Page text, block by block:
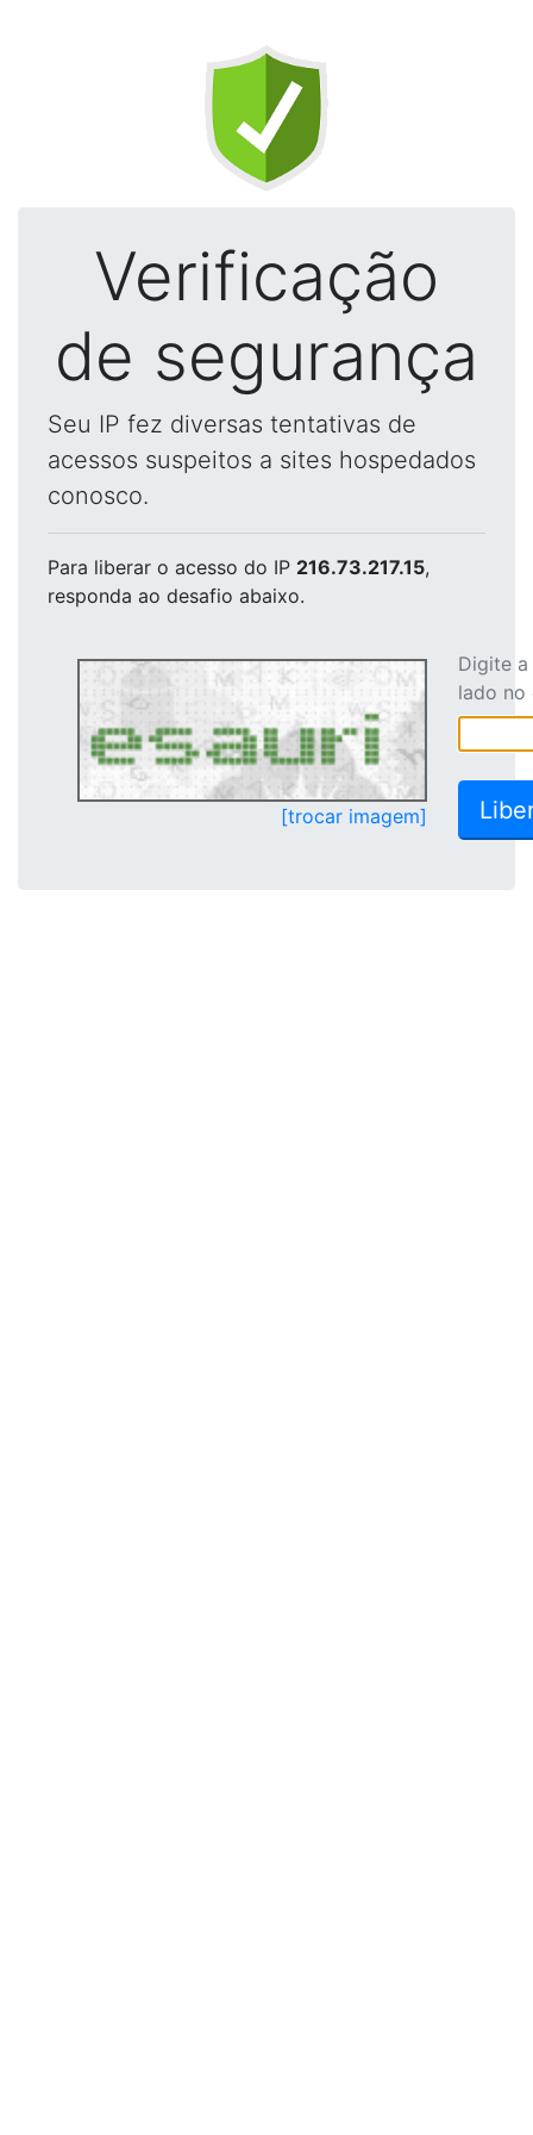
Verificação
de segurança
Seu IP fez diversas tentativas de
acessos suspeitos a sites hospedados
conosco.
Para liberar o acesso do IP 216.73.217.15,
responda ao desafio abaixo.
[trocar imagem]
Digite
lado no